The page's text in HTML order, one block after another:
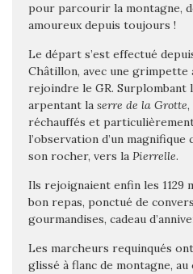
pour parcourir la montagne,
amoureux depuis toujours !
Le départ s’est effectué
Châtillon, avec une
rejoindre le GR. Surplombant
arpentant la serre de la Grotte,
réchauffés et
l’observation d’un
son rocher, vers la Pierrelle.
Ils rejoignaient enfin les 1129
bon repas, ponctué de
gourmandises, cadeau
Les marcheurs requinqués
glissé à flanc de montagne,